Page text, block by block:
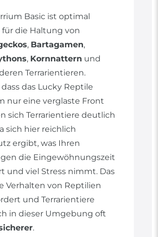
Basic ist optimal
die Haltung von
, Bartagamen,
, Kornnattern und
Terrarientieren.
das Lucky Reptile
nur eine verglaste Front
sich Terrarientiere deutlich
sich hier reichlich
ergibt, was Ihren
die Eingewöhnungszeit
und viel Stress nimmt. Das
Verhalten von Reptilien
und Terrarientiere
in dieser Umgebung oft
.